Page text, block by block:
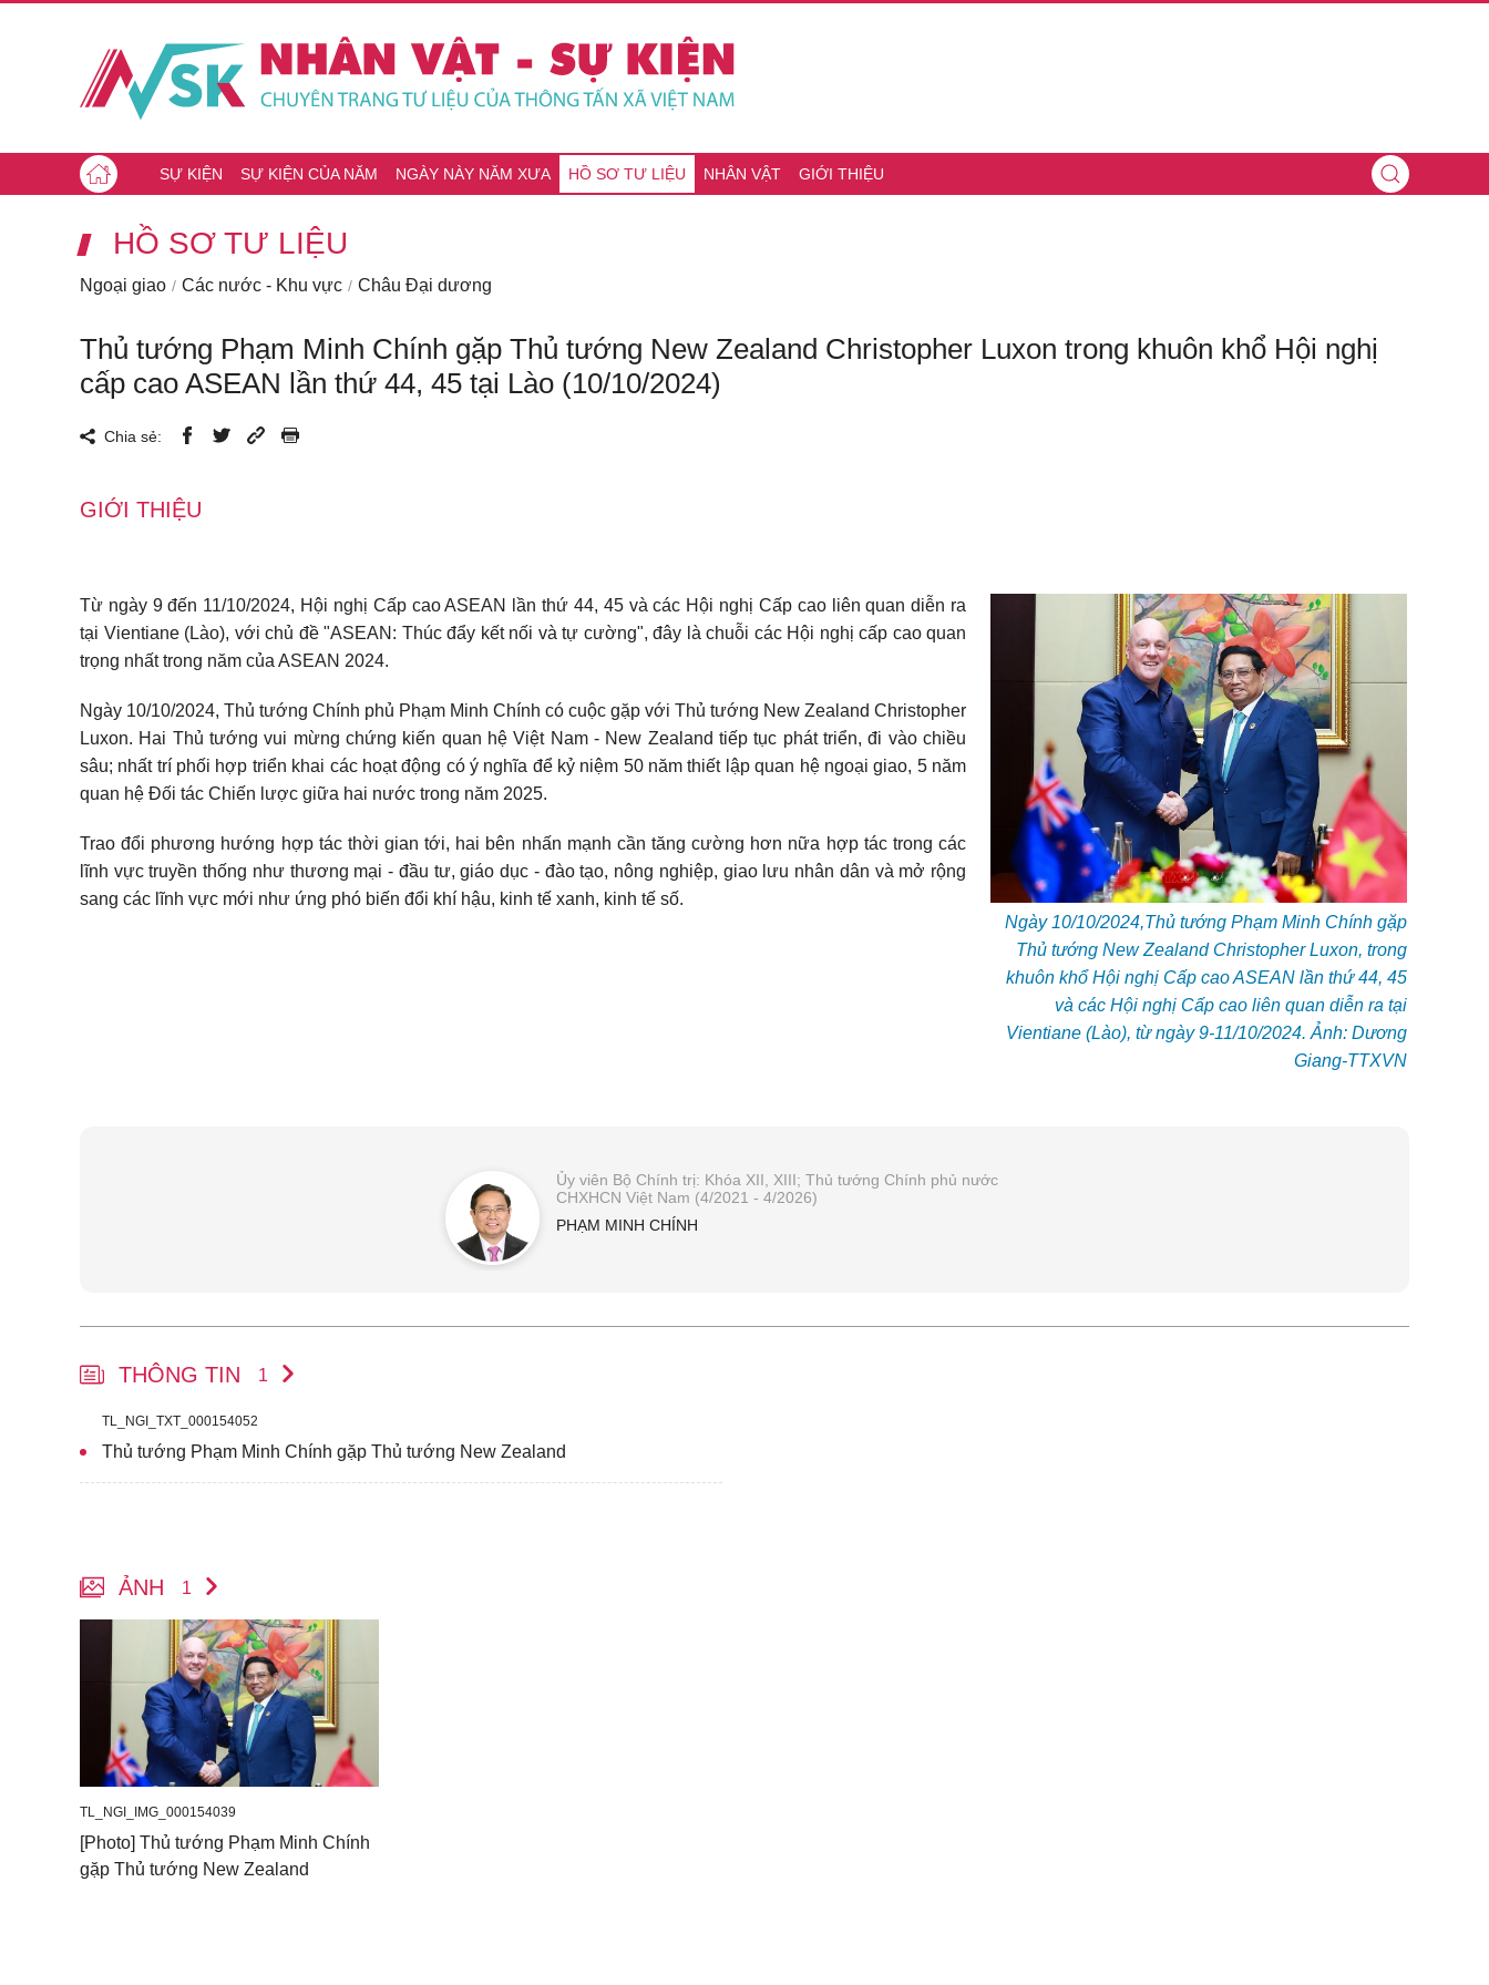
SỰ KIỆN SỰ KIỆN CỦA NĂM NGÀY NÀY NĂM XƯA HỒ SƠ TƯ LIỆU NHÂN VẬT GIỚI THIỆU
HỒ SƠ TƯ LIỆU
Ngoại giao Các nước - Khu vực Châu Đại dương
Thủ tướng Phạm Minh Chính gặp Thủ tướng New Zealand Christopher Luxon trong khuôn khổ Hội nghị
cấp cao ASEAN lần thứ 44, 45 tại Lào (10/10/2024)
Chia sẻ:
GIỚI THIỆU
Ngày 10/10/2024,Thủ tướng Phạm Minh Chính gặp
Thủ tướng New Zealand Christopher Luxon, trong
khuôn khổ Hội nghị Cấp cao ASEAN lần thứ 44, 45
và các Hội nghị Cấp cao liên quan diễn ra tại
Vientiane (Lào), từ ngày 9-11/10/2024. Ảnh: Dương
Giang-TTXVN
Từ ngày 9 đến 11/10/2024, Hội nghị Cấp cao ASEAN lần thứ 44, 45 và các Hội nghị Cấp cao liên quan diễn ra
tại Vientiane (Lào), với chủ đề "ASEAN: Thúc đẩy kết nối và tự cường", đây là chuỗi các Hội nghị cấp cao quan
trọng nhất trong năm của ASEAN 2024.
Ngày 10/10/2024, Thủ tướng Chính phủ Phạm Minh Chính có cuộc gặp với Thủ tướng New Zealand Christopher
Luxon. Hai Thủ tướng vui mừng chứng kiến quan hệ Việt Nam - New Zealand tiếp tục phát triển, đi vào chiều
sâu; nhất trí phối hợp triển khai các hoạt động có ý nghĩa để kỷ niệm 50 năm thiết lập quan hệ ngoại giao, 5 năm
quan hệ Đối tác Chiến lược giữa hai nước trong năm 2025.
Trao đổi phương hướng hợp tác thời gian tới, hai bên nhấn mạnh cần tăng cường hơn nữa hợp tác trong các
lĩnh vực truyền thống như thương mại - đầu tư, giáo dục - đào tạo, nông nghiệp, giao lưu nhân dân và mở rộng
sang các lĩnh vực mới như ứng phó biến đổi khí hậu, kinh tế xanh, kinh tế số.
Ủy viên Bộ Chính trị: Khóa XII, XIII; Thủ tướng Chính phủ nước
CHXHCN Việt Nam (4/2021 - 4/2026)
PHẠM MINH CHÍNH
THÔNG TIN 1
TL_NGI_TXT_000154052
Thủ tướng Phạm Minh Chính gặp Thủ tướng New Zealand
ẢNH 1
TL_NGI_IMG_000154039
[Photo] Thủ tướng Phạm Minh Chính
gặp Thủ tướng New Zealand